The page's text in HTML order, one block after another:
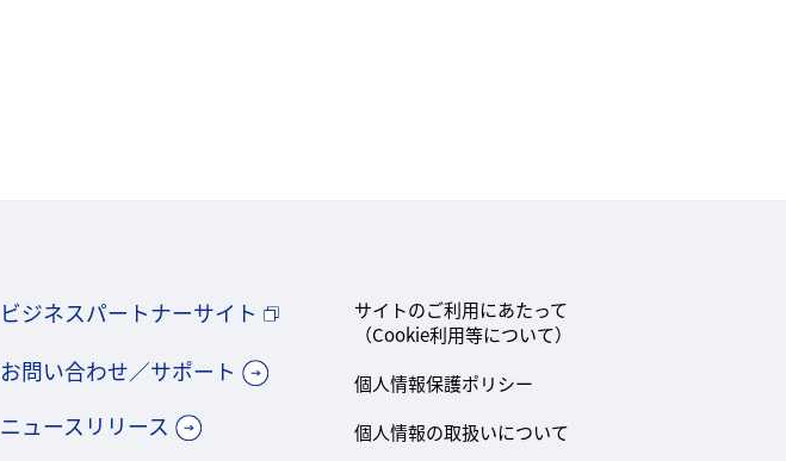
ビジネスパートナーサイト
お問い合わせ／サポート
ニュースリリース
サイトのご利用にあたって
（Cookie利用等について）
個人情報保護ポリシー
個人情報の取扱いについて